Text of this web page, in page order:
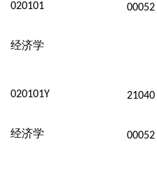
020101
经济学
00052
020101Y
经济学
21040
00052